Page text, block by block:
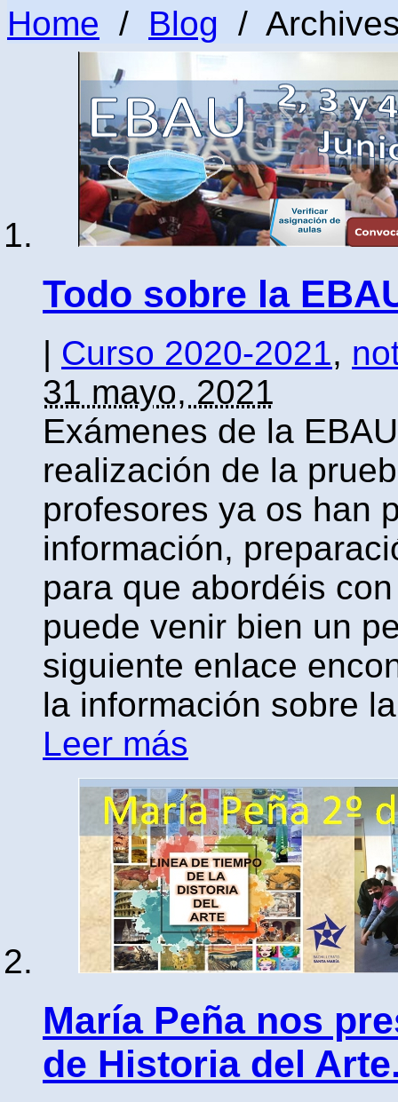
Home / Blog /
Todo sobre la
| Curso 2020-2021,
31 mayo, 2021
Exámenes de la
realización de la
profesores ya os han
información,
para que abordéis
puede venir bien un
siguiente enlace
la información sobre
Leer más
María Peña nos
de Historia del